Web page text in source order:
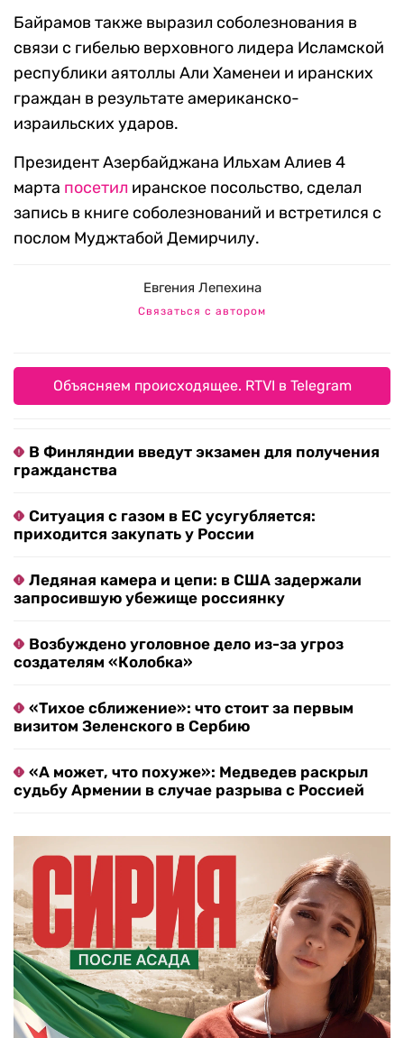
Байрамов также выразил соболезнования в
связи с гибелью верховного лидера Исламской
республики аятоллы Али Хаменеи и иранских
граждан в результате американско-
израильских ударов.
Президент Азербайджана Ильхам Алиев 4
марта посетил иранское посольство, сделал
запись в книге соболезнований и встретился с
послом Муджтабой Демирчилу.
Евгения Лепехина
Связаться с автором
Объясняем происходящее. RTVI в Telegram
В Финляндии введут экзамен для получения
гражданства
Ситуация с газом в ЕС усугубляется:
приходится закупать у России
Ледяная камера и цепи: в США задержали
запросившую убежище россиянку
Возбуждено уголовное дело из-за угроз
создателям «Колобка»
«Тихое сближение»: что стоит за первым
визитом Зеленского в Сербию
«А может, что похуже»: Медведев раскрыл
судьбу Армении в случае разрыва с Россией